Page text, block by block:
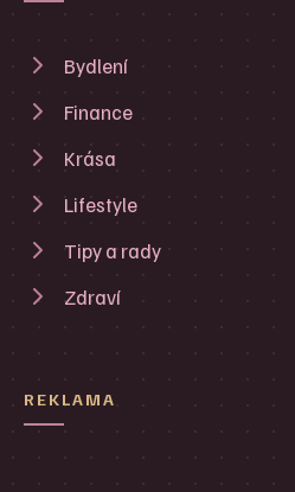
Bydlení
Finance
Krása
Lifestyle
Tipy a rady
Zdraví
REKLAMA